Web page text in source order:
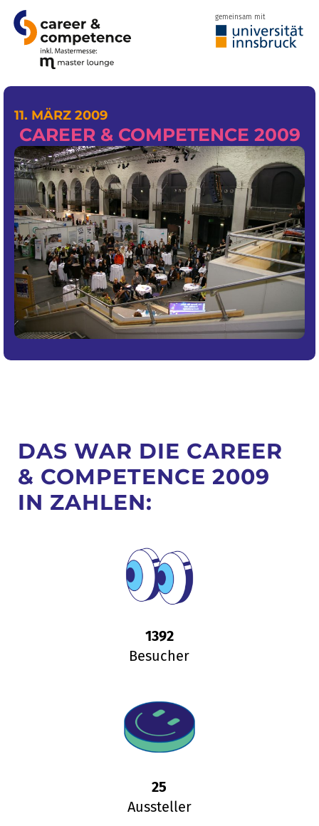
gemeinsam mit
11. MÄRZ 2009
CAREER & COMPETENCE 2009
DAS WAR DIE CAREER
& COMPETENCE 2009
IN ZAHLEN:
1392
Besucher
25
Aussteller